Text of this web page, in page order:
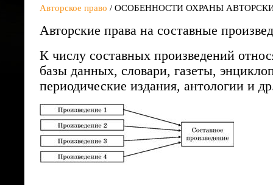
Авторское право / ОСОБЕННОСТИ ОХРАНЫ
Авторские права на составные
К числу составных произведений
базы данных, словари, газеты,
периодические издания, антологии и